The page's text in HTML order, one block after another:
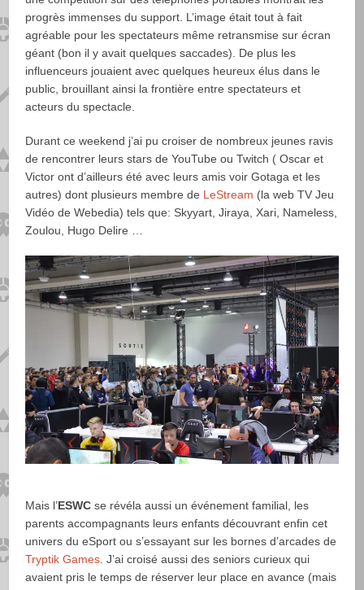
progrès immenses du support. L’image était tout à fait
agréable pour les spectateurs même retransmise sur écran
géant (bon il y avait quelques saccades). De plus les
influenceurs jouaient avec quelques heureux élus dans le
public, brouillant ainsi la frontière entre spectateurs et
acteurs du spectacle.
Durant ce weekend j’ai pu croiser de nombreux jeunes ravis
de rencontrer leurs stars de YouTube ou Twitch ( Oscar et
Victor ont d’ailleurs été avec leurs amis voir Gotaga et les
autres) dont plusieurs membre de LeStream (la web TV Jeu
Vidéo de Webedia) tels que: Skyyart, Jiraya, Xari, Nameless,
Zoulou, Hugo Delire …
Mais l’ESWC se révéla aussi un événement familial, les
parents accompagnants leurs enfants découvrant enfin cet
univers du eSport ou s’essayant sur les bornes d’arcades de
Tryptik Games.J’ai croisé aussi des seniors curieux qui
avaient pris le temps de réserver leur place en avance (mais